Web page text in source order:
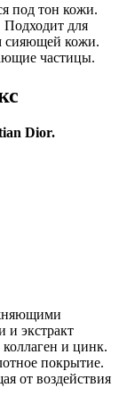
под тон кожи.
Подходит для
сияющей кожи.
частицы.
Dior.
и экстракт
и цинк.
покрытие.
от воздействия